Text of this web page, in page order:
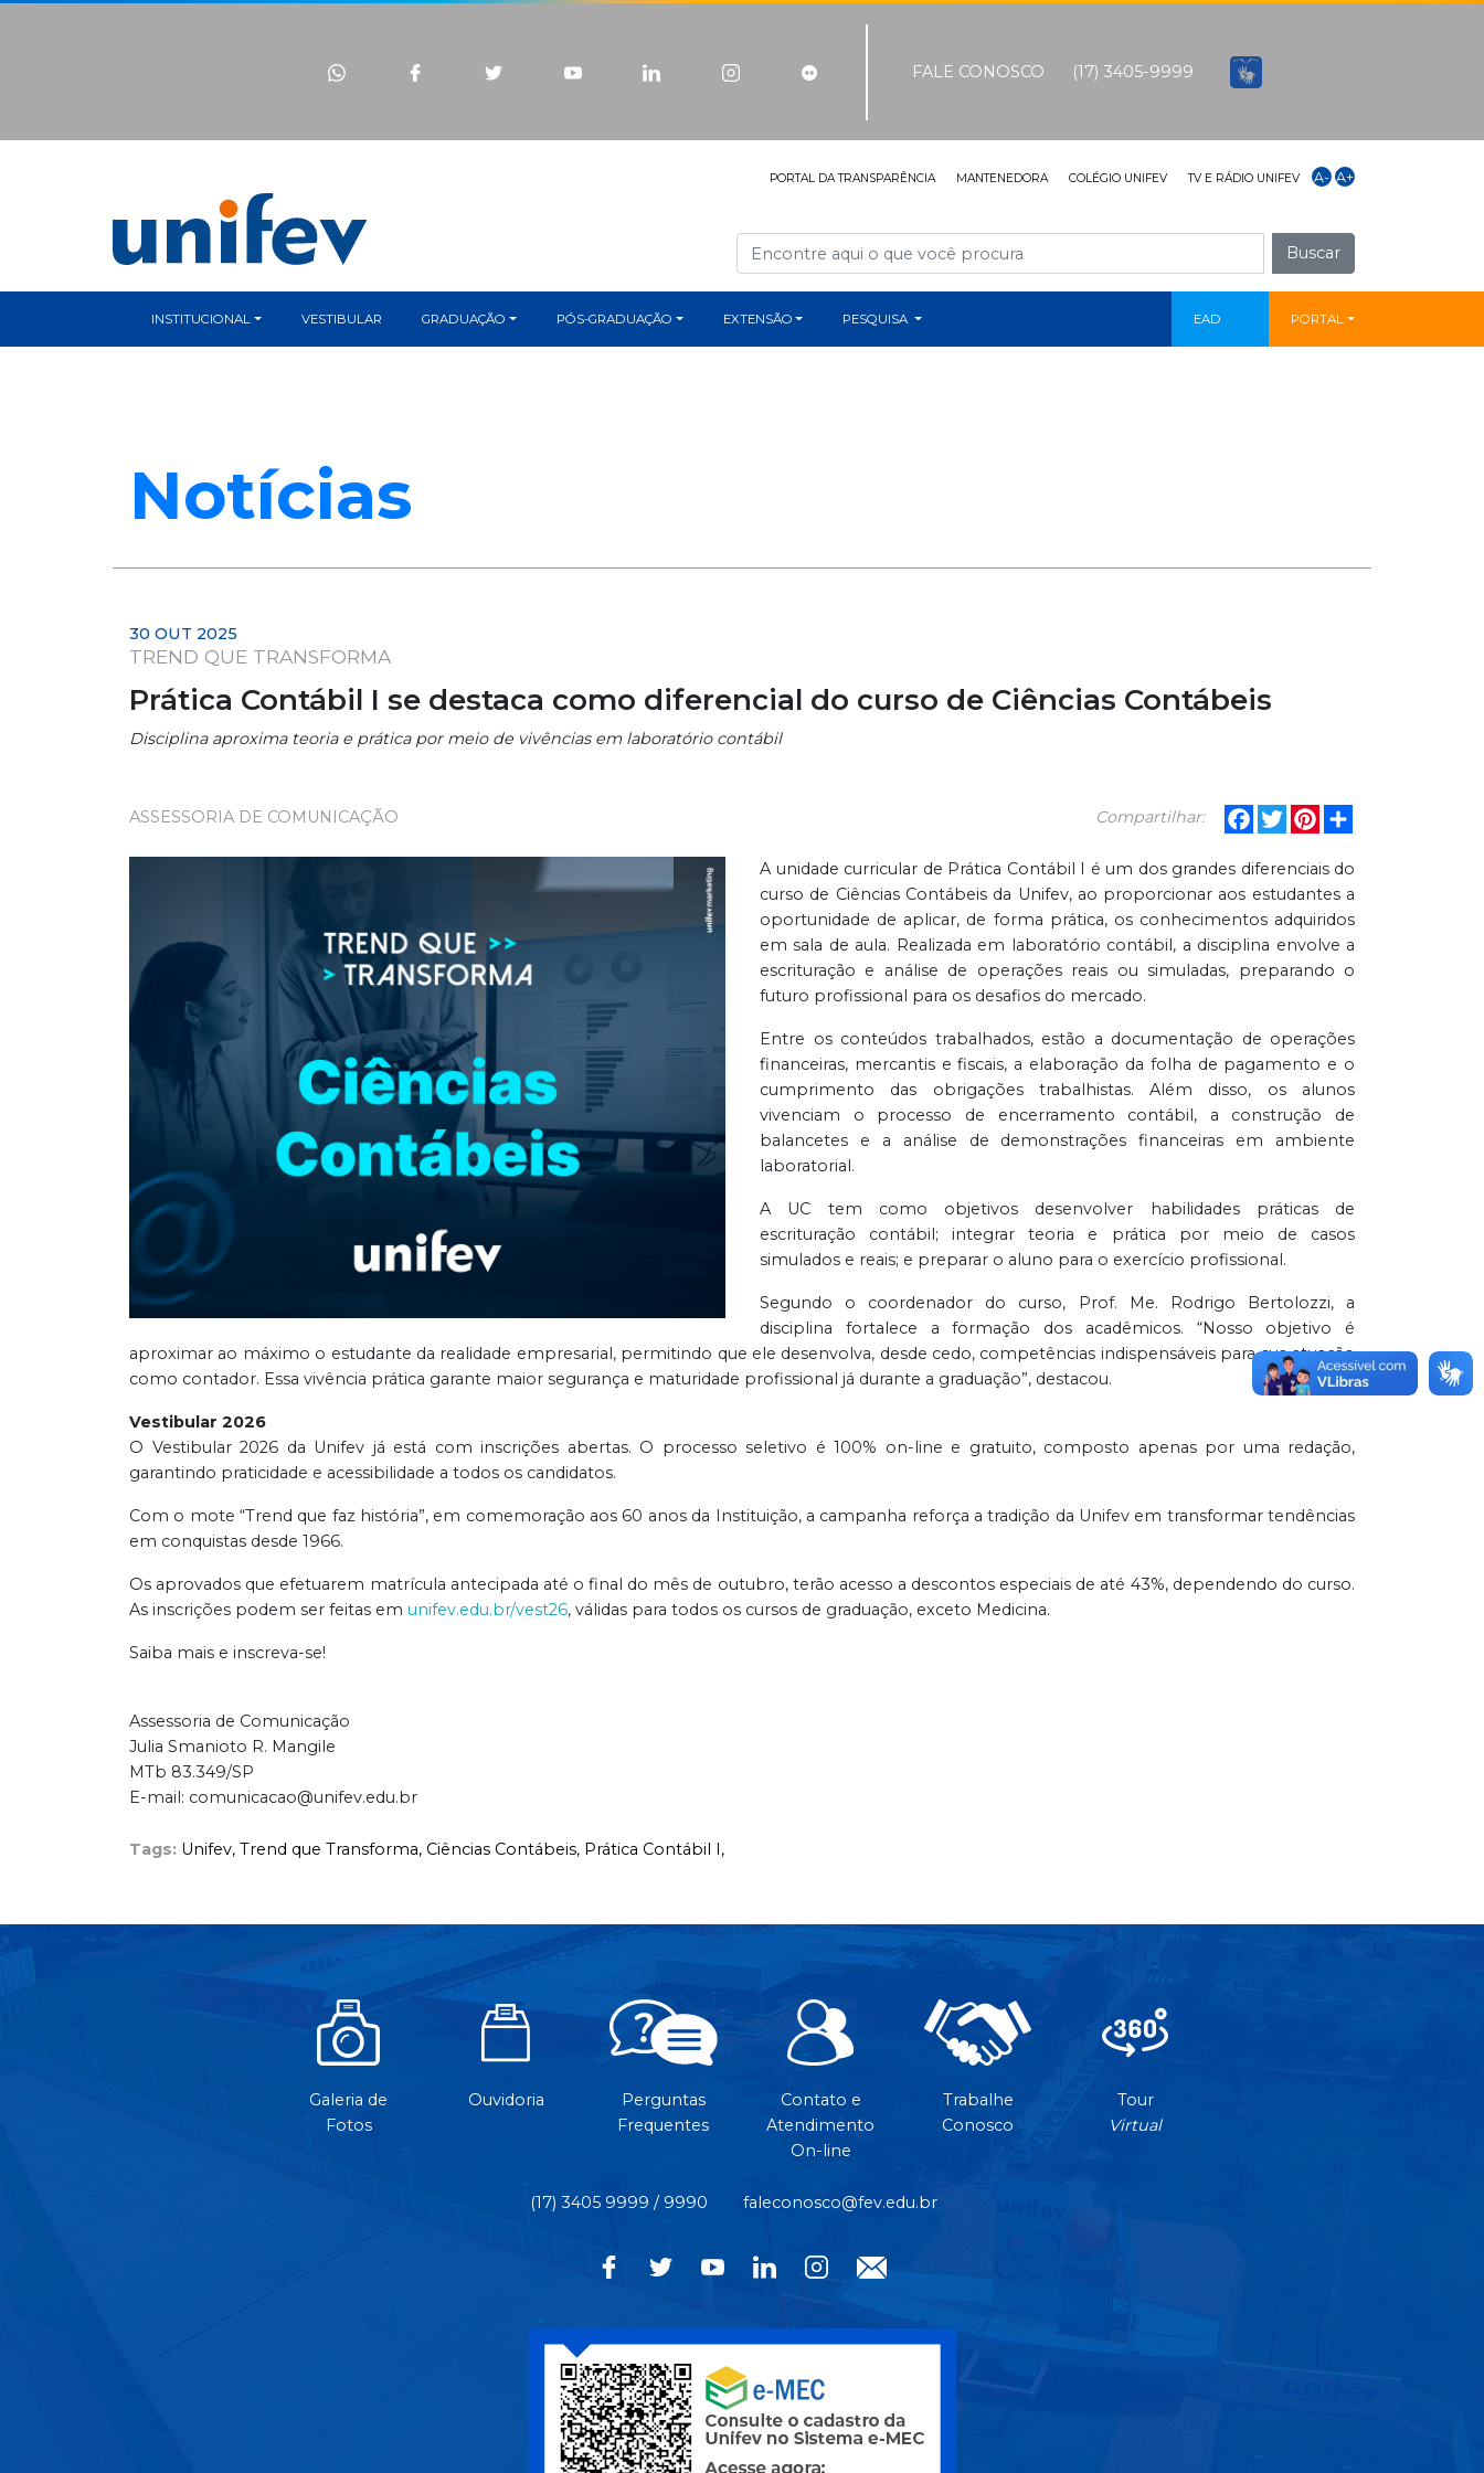
FALE CONOSCO (17) 3405-9999
PORTAL DA TRANSPARÊNCIA MANTENEDORA COLÉGIO UNIFEV TV E RÁDIO UNIFEV A- A+
Buscar
INSTITUCIONAL VESTIBULAR GRADUAÇÃO PÓS-GRADUAÇÃO EXTENSÃO PESQUISA EAD PORTAL
Notícias
30 OUT 2025
TREND QUE TRANSFORMA
Prática Contábil I se destaca como diferencial do curso de Ciências Contábeis
Disciplina aproxima teoria e prática por meio de vivências em laboratório contábil
Compartilhar: Facebook
TwitterPinterest
ASSESSORIA DE COMUNICAÇÃO
A unidade curricular de Prática Contábil I é um dos grandes diferenciais do
curso de Ciências Contábeis da Unifev, ao proporcionar aos estudantes a
oportunidade de aplicar, de forma prática, os conhecimentos adquiridos
em sala de aula. Realizada em laboratório contábil, a disciplina envolve a
escrituração e análise de operações reais ou simuladas, preparando o
futuro profissional para os desafios do mercado.
Entre os conteúdos trabalhados, estão a documentação de operações
financeiras, mercantis e fiscais, a elaboração da folha de pagamento e o
cumprimento das obrigações trabalhistas. Além disso, os alunos
vivenciam o processo de encerramento contábil, a construção de
balancetes e a análise de demonstrações financeiras em ambiente
laboratorial.
A UC tem como objetivos desenvolver habilidades práticas de
escrituração contábil; integrar teoria e prática por meio de casos
simulados e reais; e preparar o aluno para o exercício profissional.
Segundo o coordenador do curso, Prof. Me. Rodrigo Bertolozzi, a
disciplina fortalece a formação dos acadêmicos. “Nosso objetivo é
aproximar ao máximo o estudante da realidade empresarial, permitindo que ele desenvolva, desde cedo, competências indispensáveis para sua atuação
como contador. Essa vivência prática garante maior segurança e maturidade profissional já durante a graduação”, destacou.
Vestibular 2026
O Vestibular 2026 da Unifev já está com inscrições abertas. O processo seletivo é 100% on-line e gratuito, composto apenas por uma redação,
garantindo praticidade e acessibilidade a todos os candidatos.
Com o mote “Trend que faz história”, em comemoração aos 60 anos da Instituição, a campanha reforça a tradição da Unifev em transformar tendências
em conquistas desde 1966.
Os aprovados que efetuarem matrícula antecipada até o final do mês de outubro, terão acesso a descontos especiais de até 43%, dependendo do curso.
As inscrições podem ser feitas em unifev.edu.br/vest26, válidas para todos os cursos de graduação, exceto Medicina.
Saiba mais e inscreva-se!
Assessoria de Comunicação
Julia Smanioto R. Mangile
MTb 83.349/SP
E-mail: comunicacao@unifev.edu.br
Tags: Unifev, Trend que Transforma, Ciências Contábeis, Prática Contábil I,
Galeria de
Fotos
Ouvidoria
Perguntas
Frequentes
Contato e
Atendimento
On-line
Trabalhe
Conosco
Tour
Virtual
(17) 3405 9999 / 9990 faleconosco@fev.edu.br